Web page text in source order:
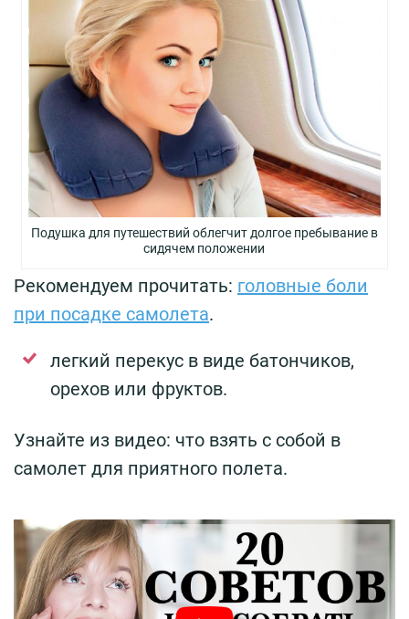
Подушка для путешествий облегчит долгое пребывание в
сидячем положении
Рекомендуем прочитать: головные боли
при посадке самолета.
легкий перекус в виде батончиков,
орехов или фруктов.
Узнайте из видео: что взять с собой в
самолет для приятного полета.